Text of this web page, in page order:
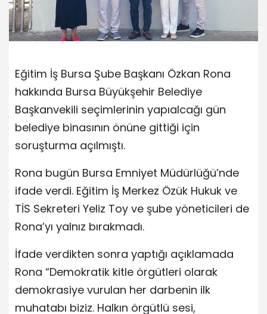
Eğitim İş Bursa Şube Başkanı Özkan Rona
hakkında Bursa Büyükşehir Belediye
Başkanvekili seçimlerinin yapıalcağı gün
belediye binasının önüne gittiği için
soruşturma açılmıştı.
Rona bugün Bursa Emniyet Müdürlüğü’nde
ifade verdi. Eğitim İş Merkez Özük Hukuk ve
TİS Sekreteri Yeliz Toy ve şube yöneticileri de
Rona’yı yalnız bırakmadı.
İfade verdikten sonra yaptığı açıklamada
Rona “Demokratik kitle örgütleri olarak
demokrasiye vurulan her darbenin ilk
muhatabı biziz. Halkın örgütlü sesi,